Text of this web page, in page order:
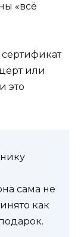
«всё
или
это
сама не
как